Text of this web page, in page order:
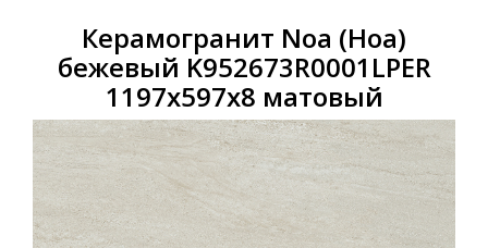
Керамогранит Noa (Ноа)
бежевый K952673R0001LPER
1197x597x8 матовый